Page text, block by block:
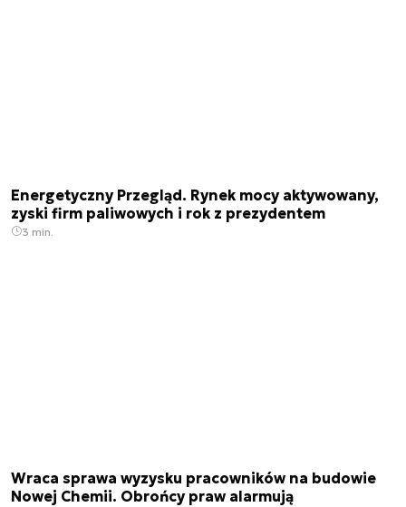
Energetyczny Przegląd. Rynek mocy aktywowany,
zyski firm paliwowych i rok z prezydentem
3 min.
Wraca sprawa wyzysku pracowników na budowie
Nowej Chemii. Obrońcy praw alarmują